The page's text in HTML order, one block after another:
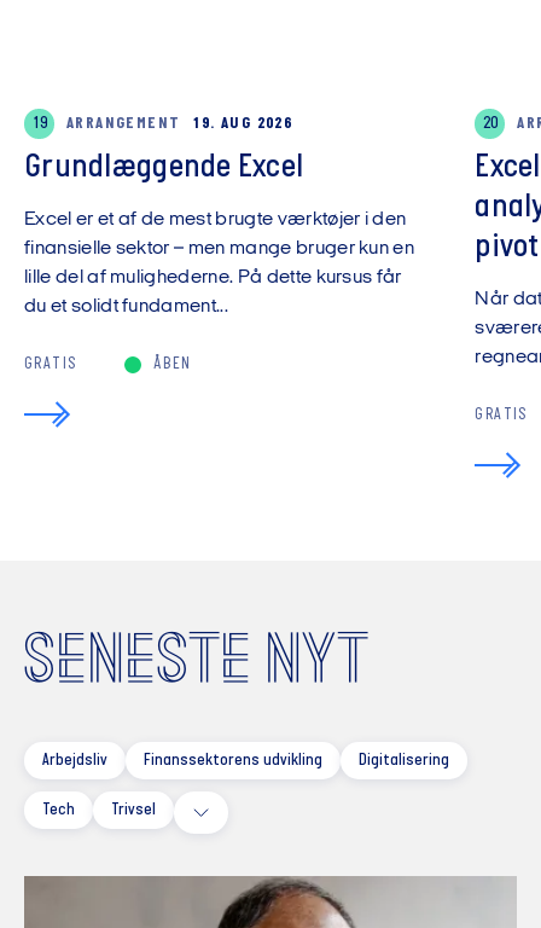
19 ARRANGEMENT 19. AUG 2026
Grundlæggende Excel
Excel er et af de mest brugte værktøjer i den
finansielle sektor – men mange bruger kun en
lille del af mulighederne. På dette kursus får
du et solidt fundament...
GRATIS ÅBEN
20
Når
GRATIS
SENESTE NYT
Arbejdsliv Finanssektorens udvikling Digitalisering
Tech Trivsel